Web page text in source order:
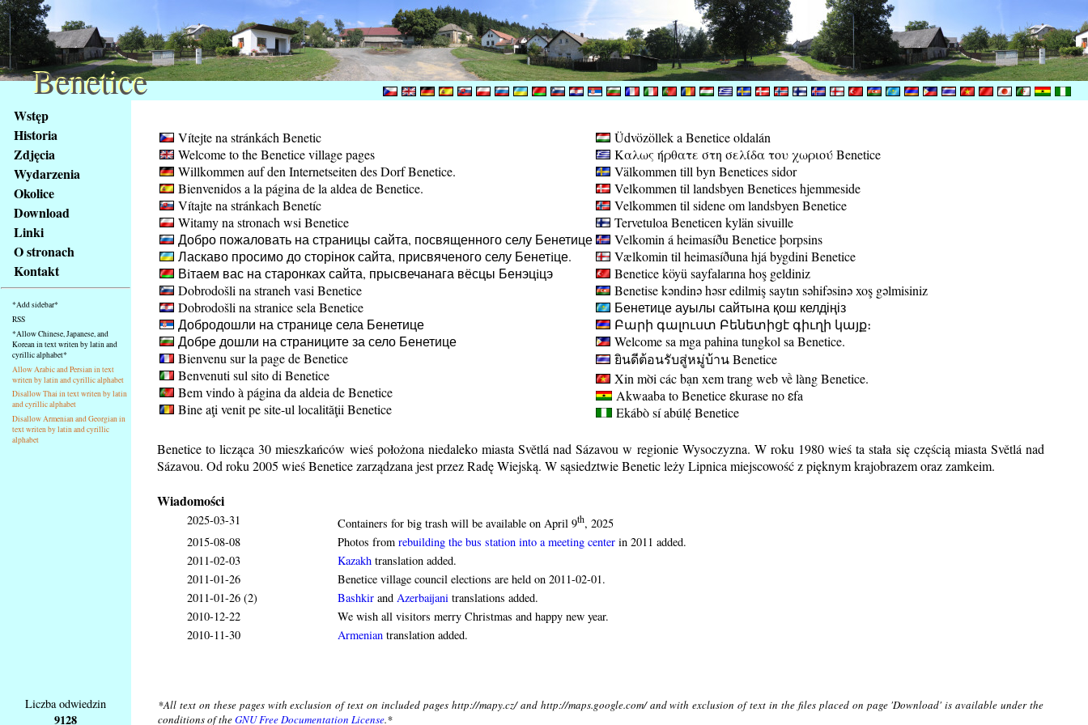
obsah
stránky
Klávesové
zkratky
tomto
webu
základní
Hlavní
strana
Wstęp
Historia
Zdjęcia
Wydarzenia
Okolice
Download
Linki
O stronach
Kontakt
*Add sidebar*
RSS
*Allow Chinese, Japanese, and
Korean in text writen by latin and
cyrillic alphabet*
Allow Arabic and Persian in text
writen by latin and cyrillic alphabet
Disallow Thai in text writen by latin
and cyrillic alphabet
Disallow Armenian and Georgian in
text writen by latin and cyrillic
alphabet
Vítejte na stránkách Benetic
Welcome to the Benetice village pages
Willkommen auf den Internetseiten des Dorf Benetice.
Bienvenidos a la página de la aldea de Benetice.
Vítajte na stránkach Benetíc
Witamy na stronach wsi Benetice
Добро пожаловать на страницы сайта, посвященного селу Бенетице
Ласкаво просимо до сторінок сайта, присвяченого селу Бенетiце.
Вiтаем вас на старонках сайта, прысвечанага вёсцы Бенэцiцэ
Dobrodošli na straneh vasi Benetice
Dobrodošli na stranice sela Benetice
Добродошли на странице села Бенетице
Добре дошли на страниците за село Бенетице
Bienvenu sur la page de Benetice
Benvenuti sul sito di Benetice
Bem vindo à página da aldeia de Benetice
Bine aţi venit pe site-ul localităţii Benetice
Üdvözöllek a Benetice oldalán
Καλως ήρθατε στη σελίδα του χωριού Benetice
Välkommen till byn Benetices sidor
Velkommen til landsbyen Benetices hjemmeside
Velkommen til sidene om landsbyen Benetice
Tervetuloa Beneticen kylän sivuille
Velkomin á heimasíðu Benetice þorpsins
Vælkomin til heimasíðuna hjá bygdini Benetice
Benetice köyü sayfalarına hoş geldiniz
Benetise kəndinə həsr edilmiş saytın səhifəsinə xoş gəlmisiniz
Бенетице ауылы сайтына қош келдіңіз
Բարի գալուստ Բենետիցէ գիւղի կայք։
Welcome sa mga pahina tungkol sa Benetice.
ยินดีต้อนรับสู่หมู่บ้าน Benetice
Xin mời các bạn xem trang web về làng Benetice.
Akwaaba to Benetice ɛkurase no ɛfa
Ekábò sí abúlẹ́Benetice
Benetice to licząca 30 mieszkańców wieś położona niedaleko miasta Světlá nad Sázavou w regionie Wysoczyzna. W roku 1980 wieś ta stała się częścią miasta Světlá nad
Sázavou. Od roku 2005 wieś Benetice zarządzana jest przez Radę Wiejską. W sąsiedztwie Benetic leży Lipnica miejscowość z pięknym krajobrazem oraz zamkeim.
Wiadomości
2025-03-31 Containers for big trash will be available on April 9th, 2025
2015-08-08
Photos from rebuilding the bus station into a meeting center in 2011 added.
2011-02-03
Kazakh translation added.
2011-01-26
Benetice village council elections are held on 2011-02-01.
2011-01-26 (2)
Bashkir and Azerbaijani translations added.
2010-12-22
We wish all visitors merry Christmas and happy new year.
2010-11-30
Armenian translation added.
Liczba odwiedzin
9128
*All text on these pages with exclusion of text on included pages http://mapy.cz/ and http://maps.google.com/ and with exclusion of text in the files placed on page 'Download' is available under the
conditions of theGNU Free Documentation License.*
Benetice
Benetice